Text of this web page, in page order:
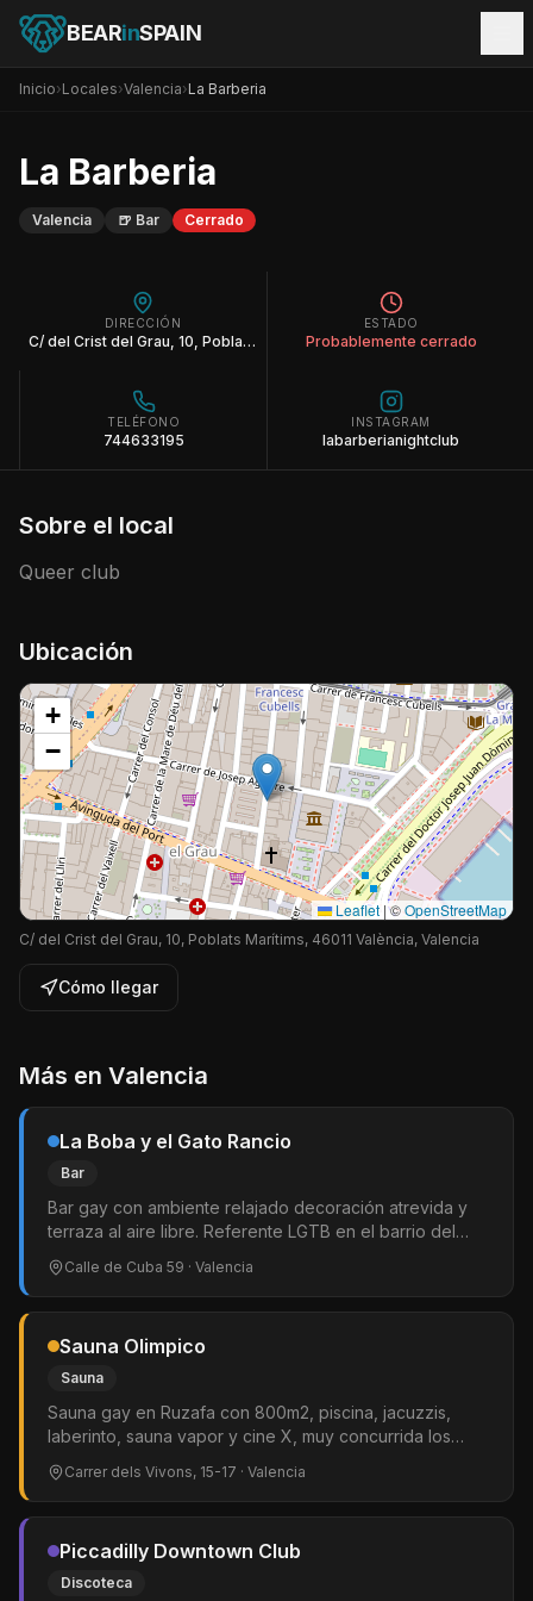
BEARinSPAIN
Inicio›Locales›Valencia›La Barberia
La Barberia
Valencia 🍺 Bar Cerrado
DIRECCIÓN
C/ del Crist del Grau, 10, Poblats Marítims, 46011 València, Valencia
ESTADO
Probablemente cerrado
TELÉFONO
744633195
INSTAGRAM
labarberianightclub
Sobre el local
Queer club
Ubicación
+
−
Leaflet |©OpenStreetMap
C/ del Crist del Grau, 10, Poblats Marítims, 46011 València, Valencia
Cómo llegar
Más en Valencia
La Boba y el Gato Rancio
Bar
Bar gay con ambiente relajado decoración atrevida y
terraza al aire libre. Referente LGTB en el barrio del
Carmen. Abierto todo el día ideal para picotear y tomar
algo por la noche.
Calle de Cuba 59 · Valencia
Sauna Olimpico
Sauna
Sauna gay en Ruzafa con 800m2, piscina, jacuzzis,
laberinto, sauna vapor y cine X, muy concurrida los
domingos
Carrer dels Vivons, 15-17 · Valencia
Piccadilly Downtown Club
Discoteca